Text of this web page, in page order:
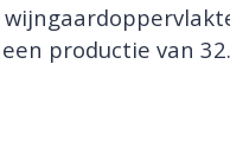
productie van